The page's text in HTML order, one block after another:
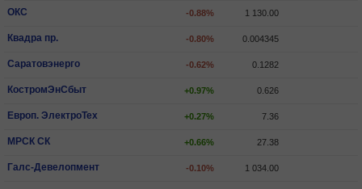
ОКС -0.88% 1 130.00
Квадра пр. -0.80% 0.004345
Саратовэнерго -0.62% 0.1282
КостромЭнСбыт +0.97% 0.626
Европ. ЭлектроТех +0.27% 7.36
МРСК СК +0.66% 27.38
Галс-Девелопмент -0.10% 1 034.00